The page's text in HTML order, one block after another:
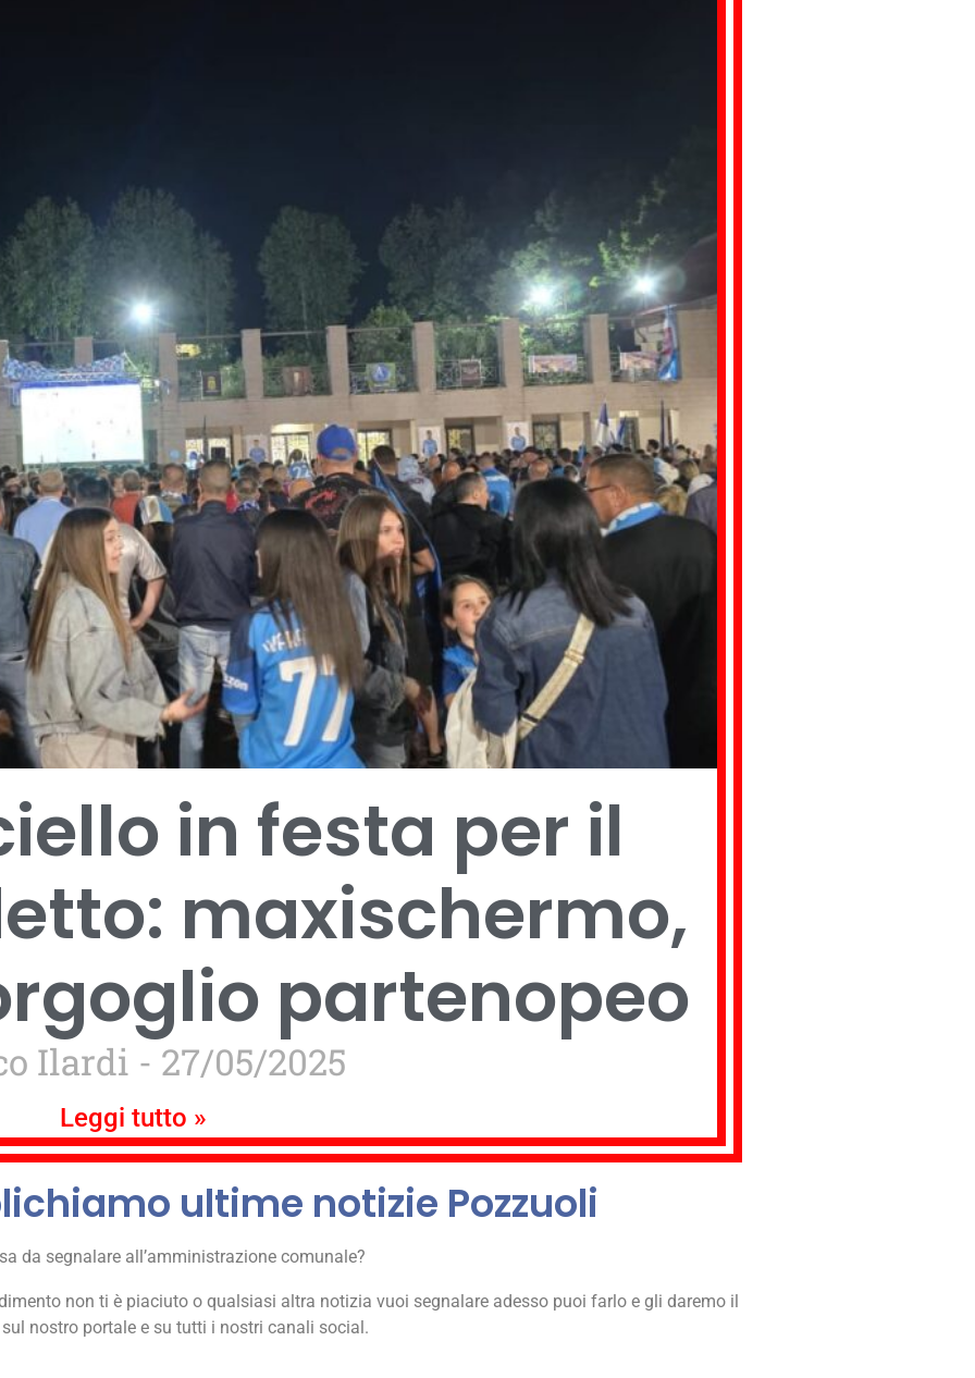
in festa per il
maxischermo,
partenopeo
Ilardi 27/05/2025
Leggi tutto »
ultime notizie Pozzuoli
da segnalare all’amministrazione comunale?
non ti è piaciuto o qualsiasi altra notizia vuoi segnalare adesso puoi farlo e gli daremo il
nostro portale e su tutti i nostri canali social.